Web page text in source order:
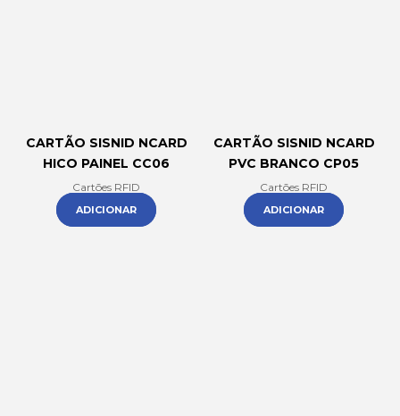
CARTÃO SISNID NCARD
HICO PAINEL CC06
Cartões RFID
ADICIONAR
CARTÃO SISNID NCARD
PVC BRANCO CP05
Cartões RFID
ADICIONAR